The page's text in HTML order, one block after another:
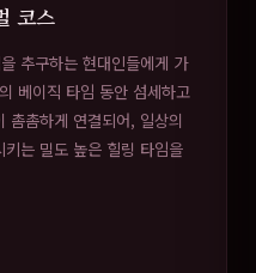
코스
추구하는 현대인들에게 가
베이직 타임 동안 섬세하고
촘촘하게 연결되어, 일상의
는 밀도 높은 힐링 타임을